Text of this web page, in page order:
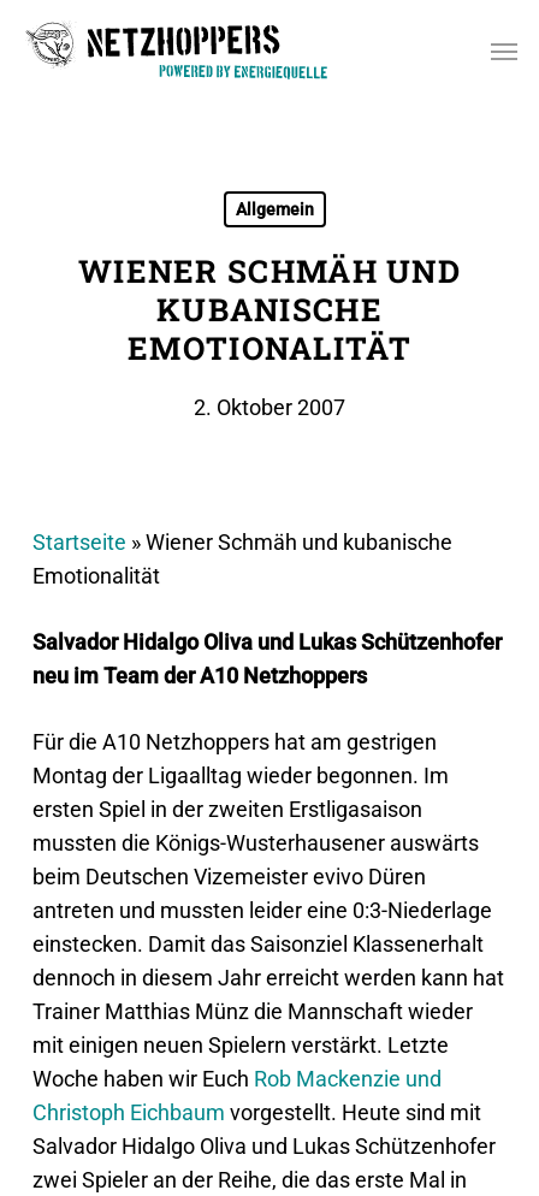
Allgemein
WIENER SCHMÄH UND
KUBANISCHE
EMOTIONALITÄT
2. Oktober 2007
Startseite »Wiener Schmäh und kubanische
Emotionalität
Salvador Hidalgo Oliva und Lukas Schützenhofer
neu im Team der A10 Netzhoppers
Für die A10 Netzhoppers hat am gestrigen
Montag der Ligaalltag wieder begonnen. Im
ersten Spiel in der zweiten Erstligasaison
mussten die Königs-Wusterhausener auswärts
beim Deutschen Vizemeister evivo Düren
antreten und mussten leider eine 0:3-Niederlage
einstecken. Damit das Saisonziel Klassenerhalt
dennoch in diesem Jahr erreicht werden kann hat
Trainer Matthias Münz die Mannschaft wieder
mit einigen neuen Spielern verstärkt. Letzte
Woche haben wir Euch Rob Mackenzie und
Christoph Eichbaum vorgestellt. Heute sind mit
Salvador Hidalgo Oliva und Lukas Schützenhofer
zwei Spieler an der Reihe, die das erste Mal in